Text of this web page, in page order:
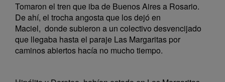
Tomaron el tren que iba de Buenos Aires a Rosario.
De ahí, el trocha angosta que los dejó en
Maciel, donde subieron a un colectivo desvencijado
que llegaba hasta el paraje Las Margaritas por
caminos abiertos hacía no mucho tiempo.